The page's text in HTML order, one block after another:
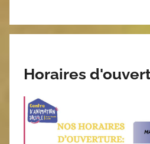
Horaires